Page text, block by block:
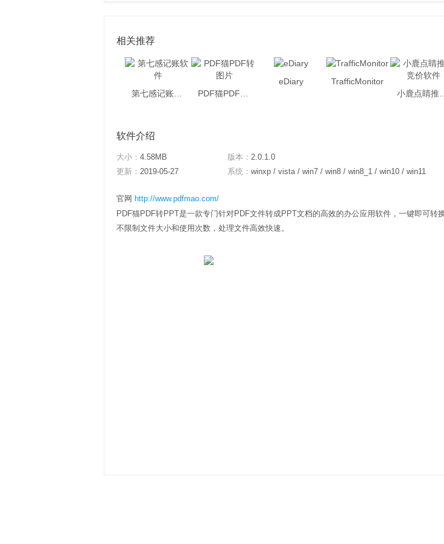
相关推荐
eDiary
TrafficMonitor
软件介绍
大小： 4.58MB 版本： 2.0.1.0
更新： 2019-05-27 系统： winxp / vista / win7 / win8 / win8_1 / win10 / win11
官网 http://www.pdfmao.com/
PDF猫PDF转PPT是一款专门针对PDF文件转成PPT文档的高效的办公应用软件，一键即可转
不限制文件大小和使用次数，处理文件高效快速。